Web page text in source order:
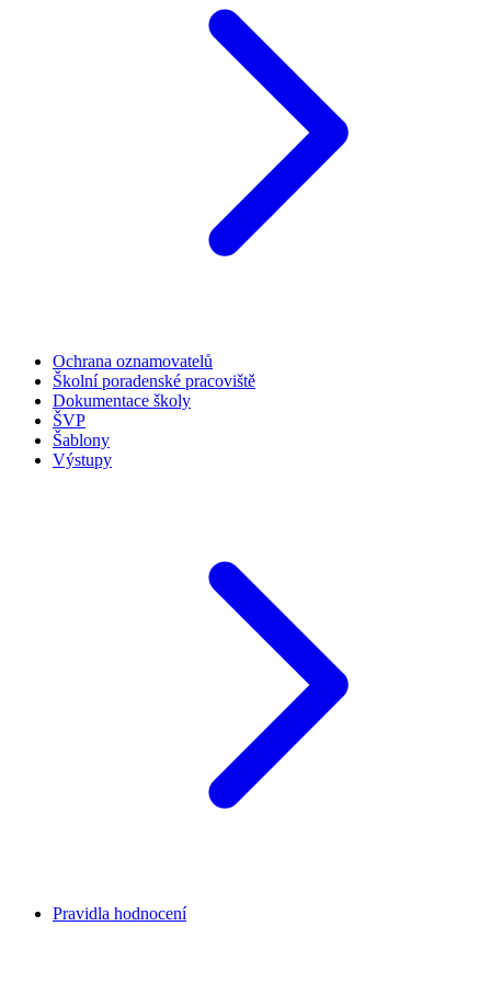
Ochrana oznamovatelů
Školní poradenské pracoviště
Dokumentace školy
ŠVP
Šablony
Výstupy
Pravidla hodnocení